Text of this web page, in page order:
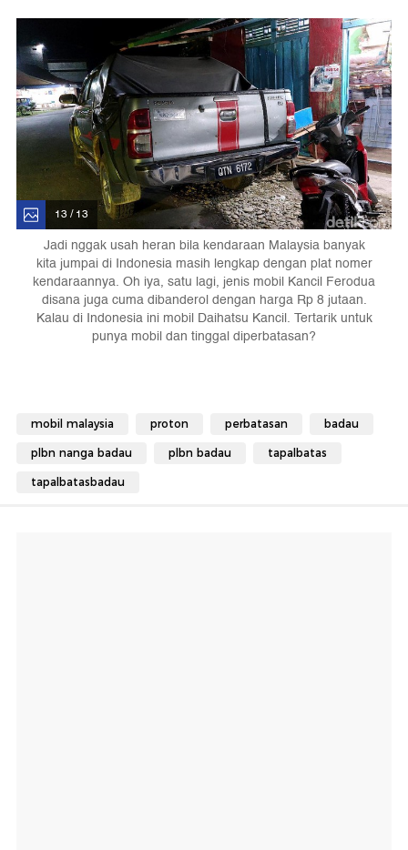
13 / 13
Jadi nggak usah heran bila kendaraan Malaysia banyak
kita jumpai di Indonesia masih lengkap dengan plat nomer
kendaraannya. Oh iya, satu lagi, jenis mobil Kancil Ferodua
disana juga cuma dibanderol dengan harga Rp 8 jutaan.
Kalau di Indonesia ini mobil Daihatsu Kancil. Tertarik untuk
punya mobil dan tinggal diperbatasan?
mobil malaysia proton perbatasan badau
plbn nanga badau plbn badau tapalbatas
tapalbatasbadau